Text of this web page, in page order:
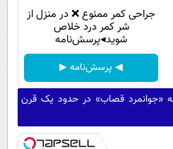
جراحی کمر ممنوع ❌ در منزل از
شر کمر درد خلاص
شوید◂پرسش‌نامه
◀ پرسش‌نامه ▶
«جوانمرد قصاب» در حدود یک قرن